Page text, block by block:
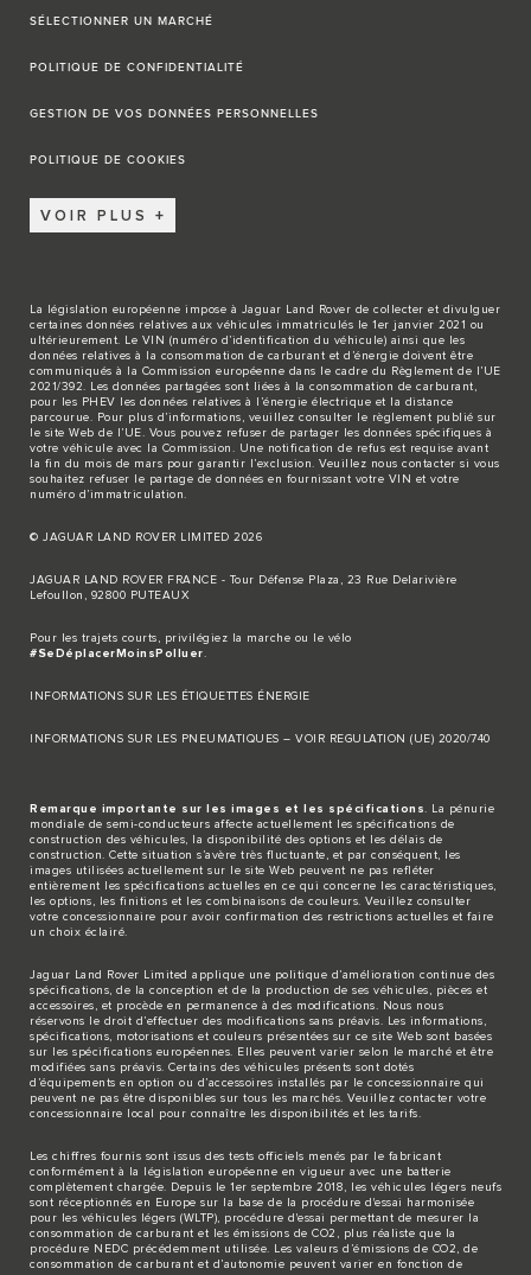
SÉLECTIONNER UN MARCHÉ
POLITIQUE DE CONFIDENTIALITÉ
GESTION DE VOS DONNÉES PERSONNELLES
POLITIQUE DE COOKIES
VOIR PLUS
La législation européenne impose à Jaguar Land Rover de collecter et divulguer
certaines données relatives aux véhicules immatriculés le 1er janvier 2021 ou
ultérieurement. Le VIN (numéro d’identification du véhicule) ainsi que les
données relatives à la consommation de carburant et d’énergie doivent être
communiqués à la Commission européenne dans le cadre du Règlement de l’UE
2021/392. Les données partagées sont liées à la consommation de carburant,
pour les PHEV les données relatives à l’énergie électrique et la distance
parcourue. Pour plus d’informations, veuillez consulter le règlement publié sur
le site Web de l’UE. Vous pouvez refuser de partager les données spécifiques à
votre véhicule avec la Commission. Une notification de refus est requise avant
la fin du mois de mars pour garantir l’exclusion. Veuillez nous contacter si vous
souhaitez refuser le partage de données en fournissant votre VIN et votre
numéro d’immatriculation.
© JAGUAR LAND ROVER LIMITED 2026
JAGUAR LAND ROVER FRANCE - Tour Défense Plaza, 23 Rue Delarivière
Lefoullon, 92800 PUTEAUX
Pour les trajets courts, privilégiez la marche ou le vélo
#SeDéplacerMoinsPolluer.
INFORMATIONS SUR LES ÉTIQUETTES ÉNERGIE
INFORMATIONS SUR LES PNEUMATIQUES – VOIR REGULATION (UE) 2020/740
Remarque importante sur les images et les spécifications. La pénurie
mondiale de semi-conducteurs affecte actuellement les spécifications de
construction des véhicules, la disponibilité des options et les délais de
construction. Cette situation s’avère très fluctuante, et par conséquent, les
images utilisées actuellement sur le site Web peuvent ne pas refléter
entièrement les spécifications actuelles en ce qui concerne les caractéristiques,
les options, les finitions et les combinaisons de couleurs. Veuillez consulter
votre concessionnaire pour avoir confirmation des restrictions actuelles et faire
un choix éclairé.
Jaguar Land Rover Limited applique une politique d’amélioration continue des
spécifications, de la conception et de la production de ses véhicules, pièces et
accessoires, et procède en permanence à des modifications. Nous nous
réservons le droit d’effectuer des modifications sans préavis. Les informations,
spécifications, motorisations et couleurs présentées sur ce site Web sont basées
sur les spécifications européennes. Elles peuvent varier selon le marché et être
modifiées sans préavis. Certains des véhicules présents sont dotés
d’équipements en option ou d’accessoires installés par le concessionnaire qui
peuvent ne pas être disponibles sur tous les marchés. Veuillez contacter votre
concessionnaire local pour connaître les disponibilités et les tarifs.
Les chiffres fournis sont issus des tests officiels menés par le fabricant
conformément à la législation européenne en vigueur avec une batterie
complètement chargée. Depuis le 1er septembre 2018, les véhicules légers neufs
sont réceptionnés en Europe sur la base de la procédure d'essai harmonisée
pour les véhicules légers (WLTP), procédure d'essai permettant de mesurer la
consommation de carburant et les émissions de CO2, plus réaliste que la
procédure NEDC précédemment utilisée. Les valeurs d’émissions de CO2, de
consommation de carburant et d’autonomie peuvent varier en fonction de